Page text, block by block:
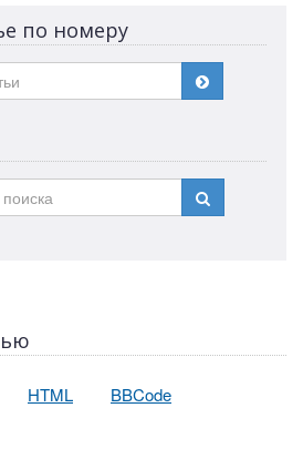
по номеру
HTML BBCode